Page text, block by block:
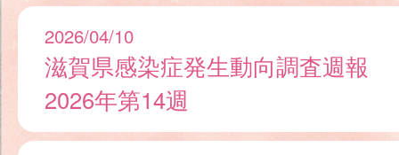
2026/04/10
滋賀県感染症発生動向調査週報
2026年第14週